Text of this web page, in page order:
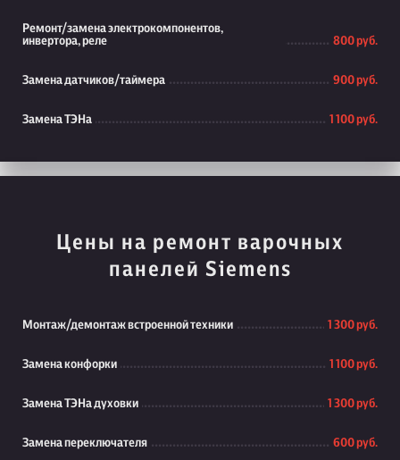
Ремонт/замена электрокомпонентов,
инвертора, реле
800 руб.
Замена датчиков/таймера 900 руб.
Замена ТЭНа 1 100 руб.
Цены на ремонт варочных
панелей Siemens
Монтаж/демонтаж встроенной техники 1 300 руб.
Замена конфорки 1 100 руб.
Замена ТЭНа духовки 1 300 руб.
Замена переключателя 600 руб.